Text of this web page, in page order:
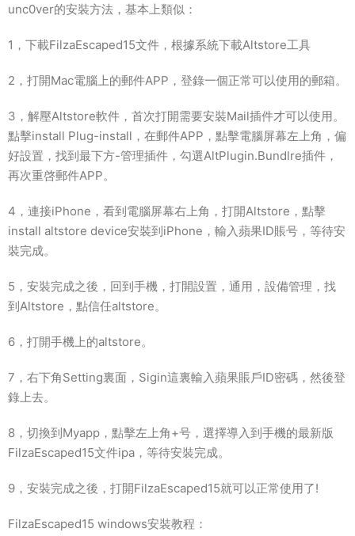
unc0ver的安裝方法，基本上類似：
1，下載FilzaEscaped15文件，根據系統下載Altstore工具
2，打開Mac電腦上的郵件APP，登錄一個正常可以使用的郵箱。
3，解壓Altstore軟件，首次打開需要安裝Mail插件才可以使用。
點擊install Plug-install，在郵件APP，點擊電腦屏幕左上角，偏
好設置，找到最下方-管理插件，勾選AltPlugin.Bundlre插件，
再次重啓郵件APP。
4，連接iPhone，看到電腦屏幕右上角，打開Altstore，點擊
install altstore device安裝到iPhone，輸入蘋果ID賬号，等待安
裝完成。
5，安裝完成之後，回到手機，打開設置，通用，設備管理，找
到Altstore，點信任altstore。
6，打開手機上的altstore。
7，右下角Setting裏面，Sigin這裏輸入蘋果賬戶ID密碼，然後登
錄上去。
8，切換到Myapp，點擊左上角+号，選擇導入到手機的最新版
FilzaEscaped15文件ipa，等待安裝完成。
9，安裝完成之後，打開FilzaEscaped15就可以正常使用了!
FilzaEscaped15 windows安裝教程：